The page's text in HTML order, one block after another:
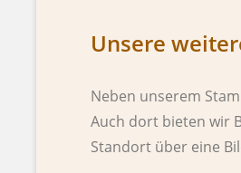
Unsere
Neben unserem
Auch dort bieten wir
Standort über eine